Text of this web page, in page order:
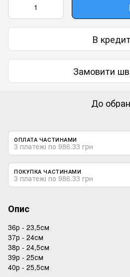
В кредит
Замовити
До
ОПЛАТА ЧАСТИНАМИ
3 платежі по 986.33 грн
ПОКУПКА ЧАСТИНАМИ
3 платежі по 986.33 грн
Опис
36р - 23,5см
37р - 24см
38р - 24,5см
39р - 25см
40р - 25,5см